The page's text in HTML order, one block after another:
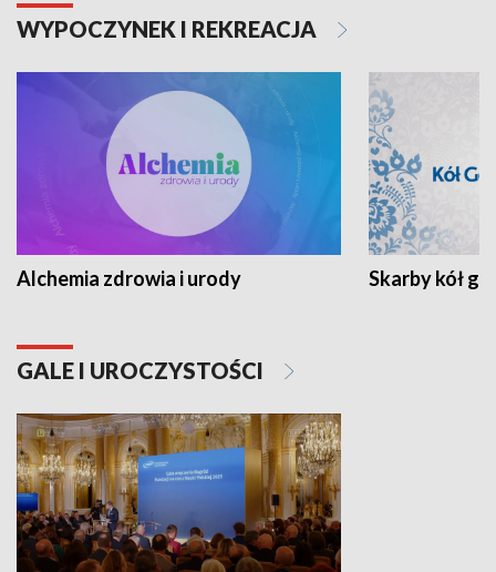
WYPOCZYNEK I REKREACJA
Alchemia zdrowia i urody Skarby kół
GALE I UROCZYSTOŚCI